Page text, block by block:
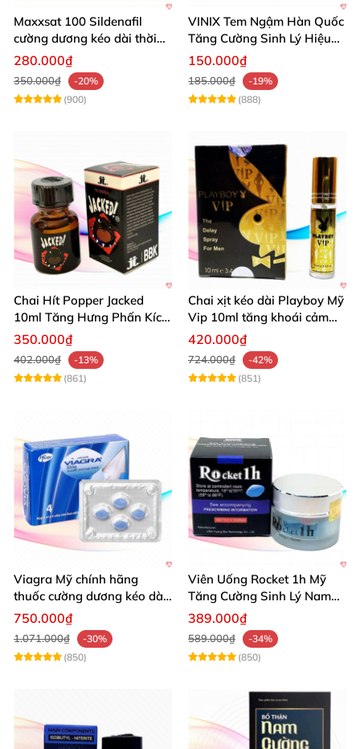
Maxxsat 100 Sildenafil
cường dương kéo dài thời
gian dùng hiệu quả nhanh
280.000₫
350.000₫
-20%
(900)
VINIX Tem Ngậm Hàn Quốc
Tăng Cường Sinh Lý Hiệu
Quả
150.000₫
185.000₫
-19%
(888)
Chai Hít Popper Jacked
10ml Tăng Hưng Phấn Kích
Thích Mạnh Mẽ
350.000₫
402.000₫
-13%
(861)
Chai xịt kéo dài Playboy Mỹ
Vip 10ml tăng khoái cảm
nam
420.000₫
724.000₫
-42%
(851)
Viagra Mỹ chính hãng
thuốc cường dương kéo dài
thời gian hiệu quả cho Nam
750.000₫
1.071.000₫
-30%
(850)
Viên Uống Rocket 1h Mỹ
Tăng Cường Sinh Lý Nam
Hỗ Trợ Mạnh
389.000₫
589.000₫
-34%
(850)